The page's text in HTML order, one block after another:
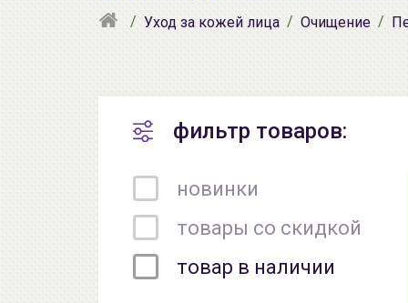
Уход за кожей лица Очищение
фильтр товаров:
новинки
товары со скидкой
товар в наличии